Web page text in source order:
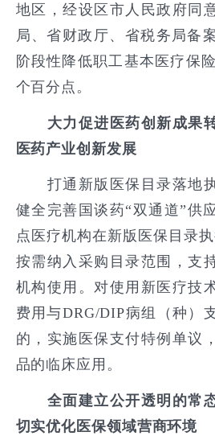
地区，经设区市人民政府同
局、省财政厅、省税务局备
阶段性降低职工基本医疗保
个百分点。
大力促进医药创新成果转
医药产业创新发展
打通新版医保目录落地执
健全完善国谈药“双通道”供
点医疗机构在新版医保目录
按需纳入采购目录范围，支
机构使用。对使用新医疗技
费用与DRG/DIP病组（种）
的，实施医保支付特例单议
品的临床应用。
全面建立公开透明的常态
切实优化医保领域营商环境